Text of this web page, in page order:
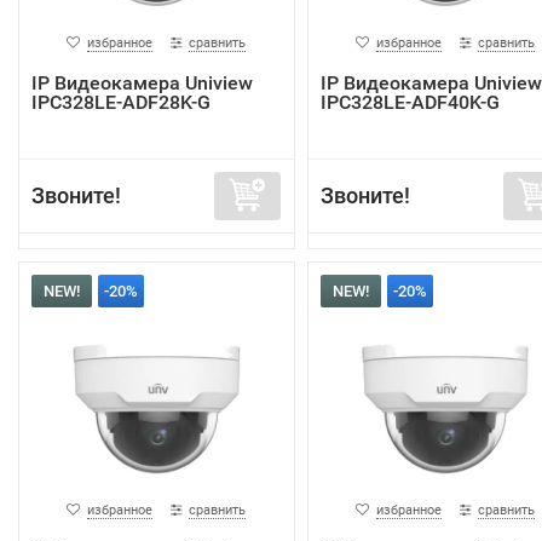
избранное сравнить
IP Видеокамера Uniview
IPC328LE-ADF28K-G
Звоните!
избранное сравнить
IP Видеокамера Uniview
IPC328LE-ADF40K-G
Звоните!
NEW! -20%
избранное сравнить
NEW! -20%
избранное сравнить